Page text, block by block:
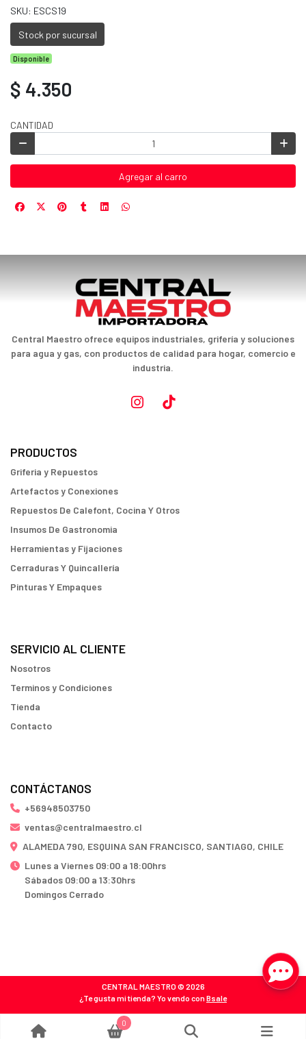
SKU: ESCS19
Stock por sucursal
Disponible
$ 4.350
CANTIDAD
Agregar al carro
Central Maestro ofrece equipos industriales, grifería y soluciones
para agua y gas, con productos de calidad para hogar, comercio e
industria.
PRODUCTOS
Griferia y Repuestos
Artefactos y Conexiones
Repuestos De Calefont, Cocina Y Otros
Insumos De Gastronomia
Herramientas y Fijaciones
Cerraduras Y Quincallería
Pinturas Y Empaques
SERVICIO AL CLIENTE
Nosotros
Terminos y Condiciones
Tienda
Contacto
CONTÁCTANOS
+56948503750
ventas@centralmaestro.cl
ALAMEDA 790, ESQUINA SAN FRANCISCO, SANTIAGO, CHILE
Lunes a Viernes 09:00 a 18:00hrs
Sábados 09:00 a 13:30hrs
Domingos Cerrado
CENTRAL MAESTRO © 2026
¿Te gusta mi tienda? Yo vendo conBsale
0